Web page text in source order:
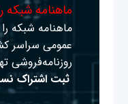
ماهنامه شبکه
ماهنامه شبکه
عمومی سراسر
روزنامه‌فروشی
ثبت اشتراک